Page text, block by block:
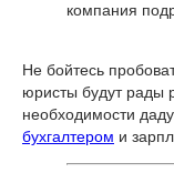
компания
Не бойтесь
юристы будут рады
необходимости
бухгалтером и